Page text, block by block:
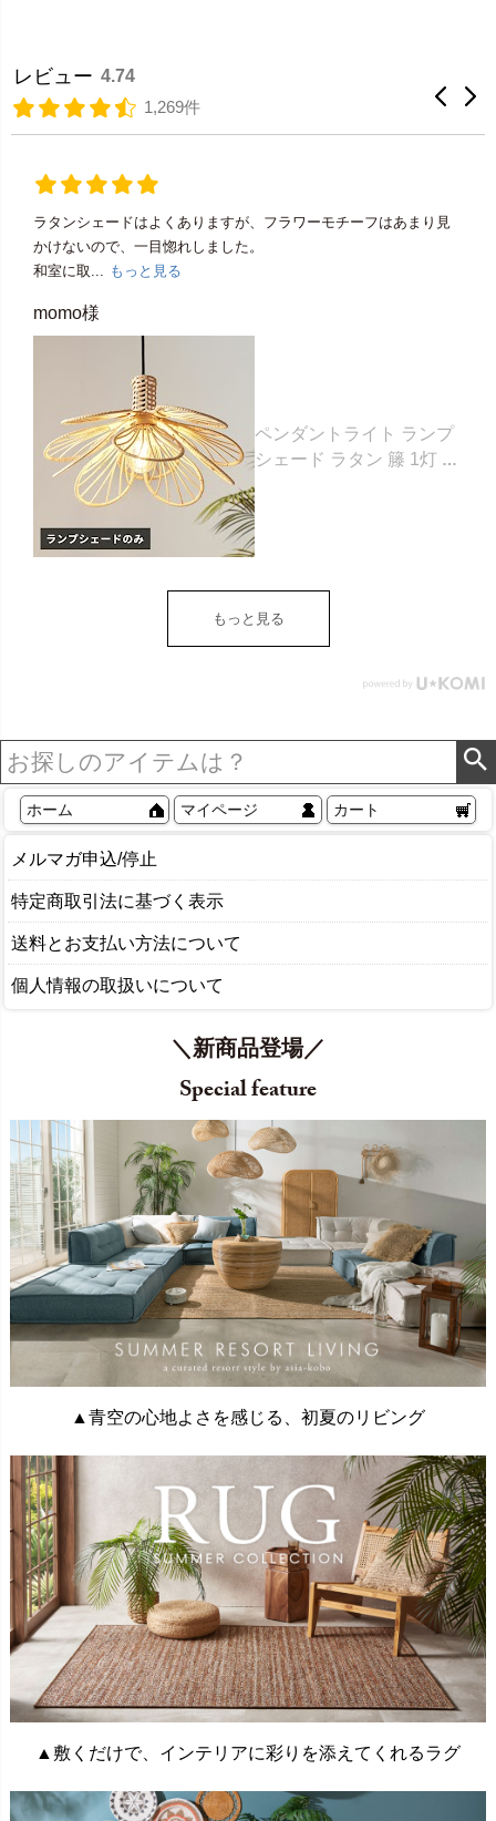
レビュー 4.74
1,269件
ラタンシェードはよくありますが、フラワーモチーフはあまり見
かけないので、一目惚れしました。
和室に取... もっと見る
momo様
ペンダントライト ランプ
シェード ラタン 籐 1灯 口
ダント ライト ランプ オブ
ジェ フラワーモチーフ お
もっと見る
ホーム マイページ カート
メルマガ申込/停止
特定商取引法に基づく表示
送料とお支払い方法について
個人情報の取扱いについて
＼新商品登場／
Special feature
▲青空の心地よさを感じる、初夏のリビング
▲敷くだけで、インテリアに彩りを添えてくれるラグ